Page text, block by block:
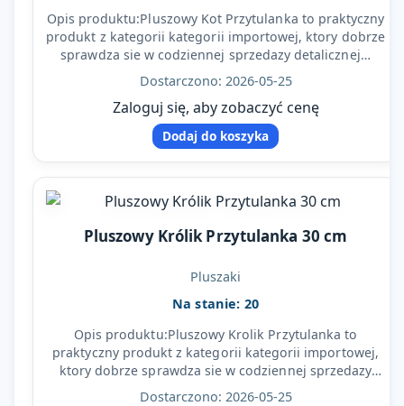
Opis produktu:Pluszowy Kot Przytulanka to praktyczny
produkt z kategorii kategorii importowej, ktory dobrze
sprawdza sie w codziennej sprzedazy detalicznej…
Dostarczono: 2026-05-25
Zaloguj się, aby zobaczyć cenę
Dodaj do koszyka
Pluszowy Królik Przytulanka 30 cm
Pluszaki
Na stanie: 20
Opis produktu:Pluszowy Krolik Przytulanka to
praktyczny produkt z kategorii kategorii importowej,
ktory dobrze sprawdza sie w codziennej sprzedazy
detalicznej…
Dostarczono: 2026-05-25